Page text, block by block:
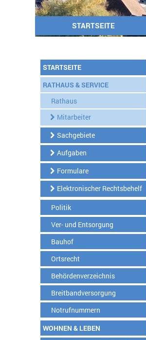
STARTSEITE
STARTSEITE
RATHAUS & SERVICE
Rathaus
Mitarbeiter
Sachgebiete
Aufgaben
Formulare
Elektronischer Rechtsbehelf
Politik
Ver- und Entsorgung
Bauhof
Ortsrecht
Behördenverzeichnis
Breitbandversorgung
Notrufnummern
WOHNEN & LEBEN